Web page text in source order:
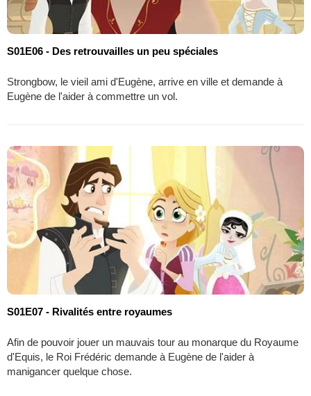
S01E06 - Des retrouvailles un peu spéciales
Strongbow, le vieil ami d'Eugène, arrive en ville et demande à
Eugène de l'aider à commettre un vol.
S01E07 - Rivalités entre royaumes
Afin de pouvoir jouer un mauvais tour au monarque du Royaume
d'Equis, le Roi Frédéric demande à Eugène de l'aider à
manigancer quelque chose.